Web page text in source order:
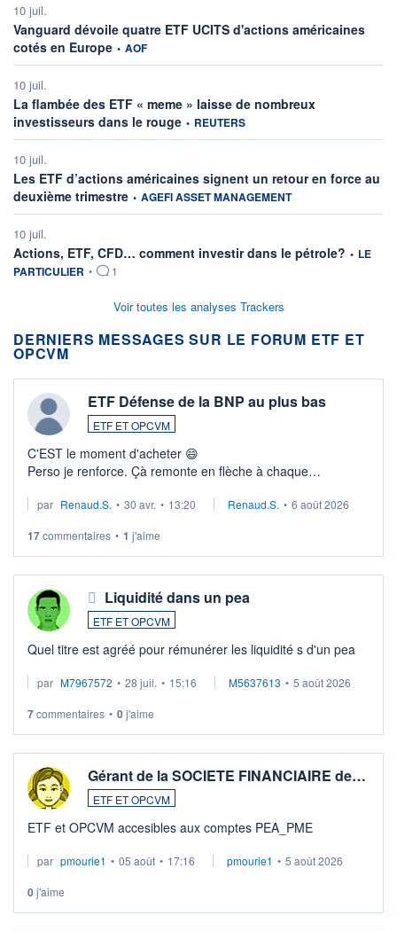
10 juil.
Vanguard dévoile quatre ETF UCITS d'actions américaines
cotés en Europe information fournie par
• AOF
10 juil.
La flambée des ETF « meme » laisse de nombreux
investisseurs dans le rouge information fournie par
• REUTERS
10 juil.
Les ETF d’actions américaines signent un retour en force au
deuxième trimestre information fournie par
• AGEFI ASSET MANAGEMENT
10 juil.
Actions, ETF, CFD… comment investir dans le pétrole? • LE
PARTICULIER • 1
Voir toutes les analyses Trackers
DERNIERS MESSAGES SUR LE FORUM ETF ET
OPCVM
ETF Défense de la BNP au plus bas
ETF ET OPCVM
C'EST le moment d'acheter 😄​
Perso je renforce. Çà remonte en flèche à chaque
Investissement long terme tip top pour sa retraite.
par Renaud.S. • 30 avr. • 13:20 Renaud.S. • 6 août 2026
17commentaires • 1 j'aime
Liquidité dans un pea
ETF ET OPCVM
Quel titre est agréé pour rémunérer les liquidité s d'un pea
par M7967572 • 28 juil. • 15:16 M5637613 • 5 août 2026
7commentaires • 0j'aime
Gérant de la SOCIETE FINANCIAIRE de…
ETF ET OPCVM
ETF et OPCVM accesibles aux comptes PEA_PME
par pmourie1 • 05 août • 17:16 pmourie1 • 5 août 2026
0j'aime